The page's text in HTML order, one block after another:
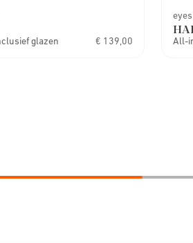
glazen € 139,00 All-